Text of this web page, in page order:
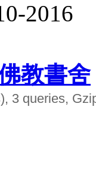
2016
教書舍
3 queries,